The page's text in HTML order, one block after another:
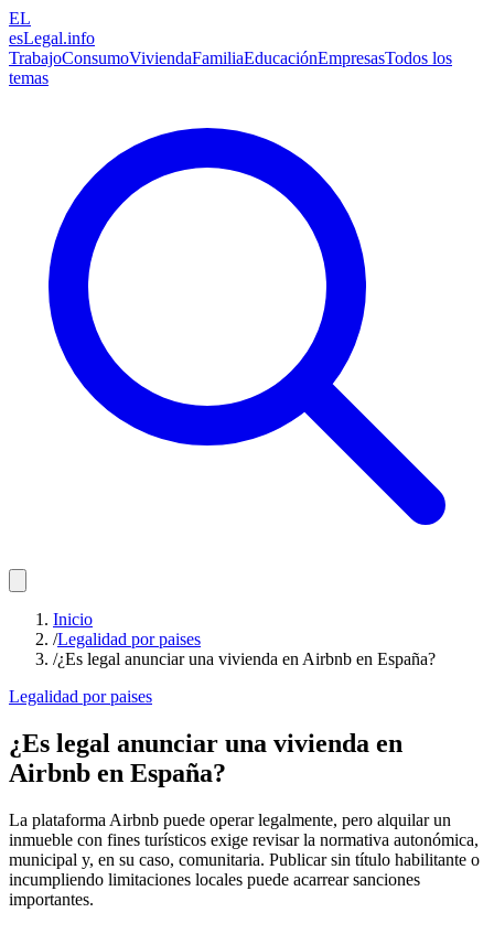
EL
esLegal.info
TrabajoConsumoViviendaFamiliaEducaciónEmpresasTodos los
temas
Inicio
/Legalidad por paises
/¿Es legal anunciar una vivienda en Airbnb en España?
Legalidad por paises
¿Es legal anunciar una vivienda en
Airbnb en España?
La plataforma Airbnb puede operar legalmente, pero alquilar un
inmueble con fines turísticos exige revisar la normativa autonómica,
municipal y, en su caso, comunitaria. Publicar sin título habilitante o
incumpliendo limitaciones locales puede acarrear sanciones
importantes.